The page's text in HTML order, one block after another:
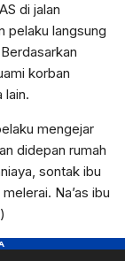
di jalan
pelaku langsung
korban
lain.
mengejar
didepan rumah
sontak ibu
Na’as ibu